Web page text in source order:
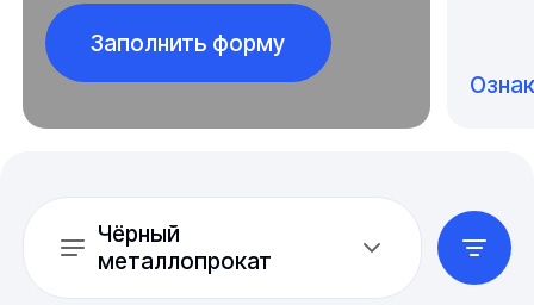
Заполнить форму
Чёрный
металлопрокат